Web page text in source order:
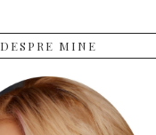
DESPRE MINE